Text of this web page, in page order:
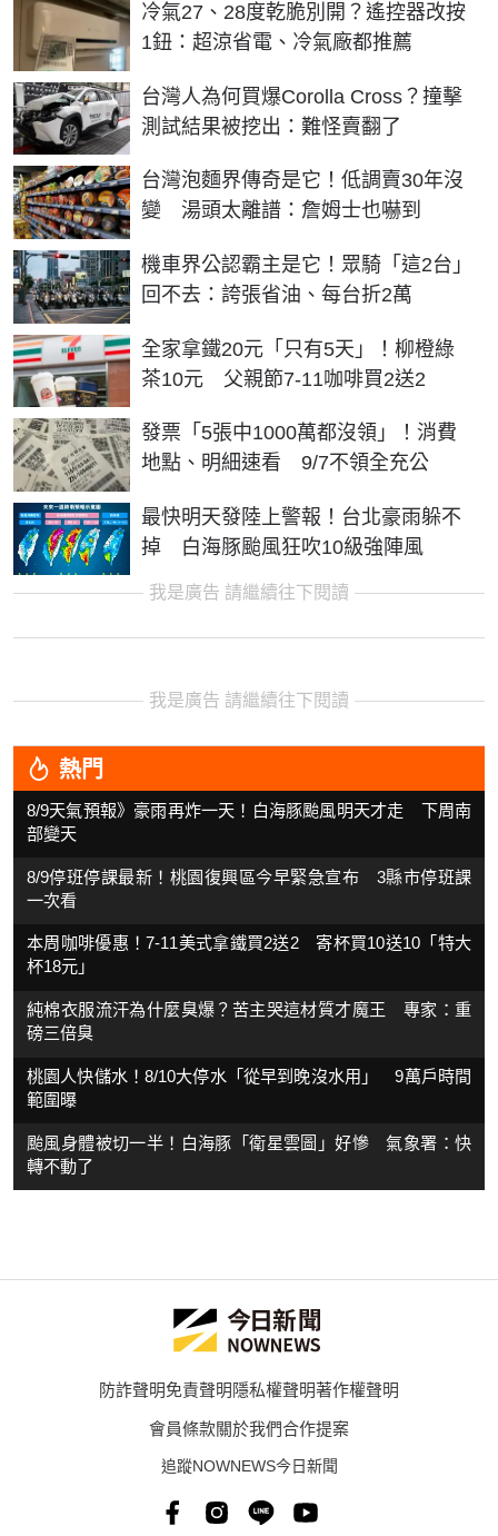
冷氣27、28度乾脆別開？遙控器改按
1鈕：超涼省電、冷氣廠都推薦
台灣人為何買爆Corolla Cross？撞擊
測試結果被挖出：難怪賣翻了
台灣泡麵界傳奇是它！低調賣30年沒
變 湯頭太離譜：詹姆士也嚇到
機車界公認霸主是它！眾騎「這2台」
回不去：誇張省油、每台折2萬
全家拿鐵20元「只有5天」！柳橙綠
茶10元 父親節7-11咖啡買2送2
發票「5張中1000萬都沒領」！消費
地點、明細速看 9/7不領全充公
最快明天發陸上警報！台北豪雨躲不
掉 白海豚颱風狂吹10級強陣風
我是廣告 請繼續往下閱讀
我是廣告 請繼續往下閱讀
熱門
8/9天氣預報》豪雨再炸一天！白海豚颱風明天才走 下周南
部變天
8/9停班停課最新！桃園復興區今早緊急宣布 3縣市停班課
一次看
本周咖啡優惠！7-11美式拿鐵買2送2 寄杯買10送10「特大
杯18元」
純棉衣服流汗為什麼臭爆？苦主哭這材質才魔王 專家：重
磅三倍臭
桃園人快儲水！8/10大停水「從早到晚沒水用」 9萬戶時間
範圍曝
颱風身體被切一半！白海豚「衛星雲圖」好慘 氣象署：快
轉不動了
防詐聲明免責聲明隱私權聲明著作權聲明
會員條款關於我們合作提案
追蹤NOWNEWS今日新聞